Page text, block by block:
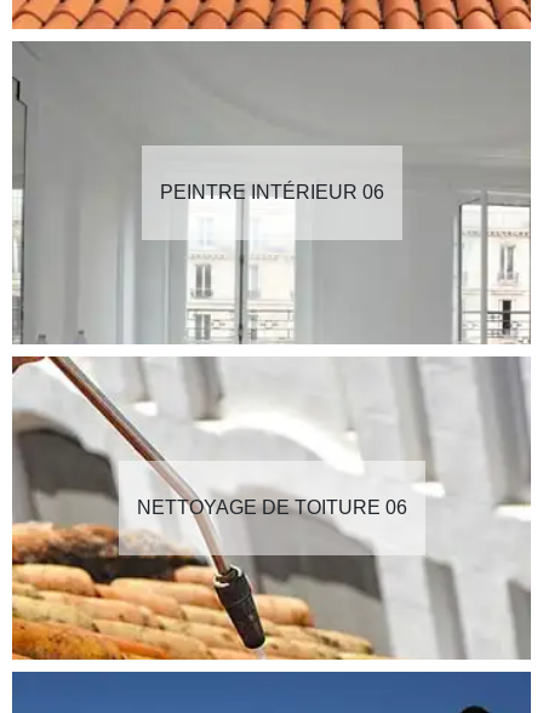
PEINTRE INTÉRIEUR 06
NETTOYAGE DE TOITURE 06